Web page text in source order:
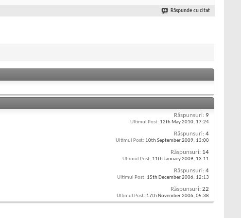
Răspunde cu citat
Răspunsuri: 9
Ultimul Post: 12th May 2010, 17:24
Răspunsuri: 4
Ultimul Post: 10th September 2009, 13:00
Răspunsuri: 14
Ultimul Post: 11th January 2009, 13:11
Răspunsuri: 4
Ultimul Post: 15th December 2006, 12:13
Răspunsuri: 22
Ultimul Post: 17th November 2006, 05:38